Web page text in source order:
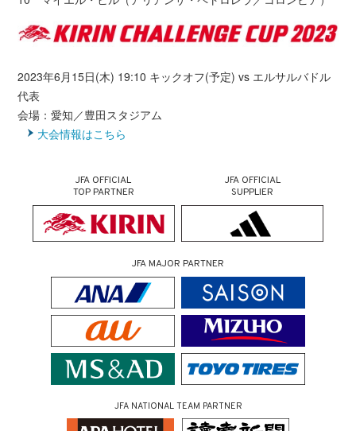
2023年6月15日(木) 19:10 キックオフ(予定) vs エルサルバドル
代表
会場：愛知／豊田スタジアム
大会情報はこちら
JFA OFFICIAL
TOP PARTNER
JFA OFFICIAL
SUPPLIER
JFA MAJOR PARTNER
JFA NATIONAL TEAM PARTNER